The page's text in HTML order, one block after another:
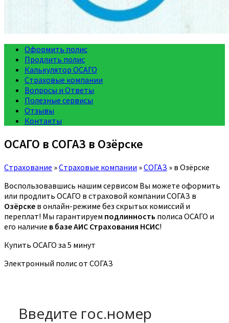
Оформить полис
Продлить полис
Калькулятор ОСАГО
Страховые компании
Вопросы и Ответы
Полезные сервисы
Отзывы
Контакты
ОСАГО в СОГАЗ в Озёрске
Страхование »Страховые компании »СОГАЗ » в Озёрске
Воспользовавшись нашим сервисом Вы можете оформить
или продлить ОСАГО в страховой компании СОГАЗ в
Озёрске в онлайн-режиме без скрытых комиссий и
переплат! Мы гарантируем подлинность полиса ОСАГО и
его наличие в базе АИС Страхования НСИС!
Купить ОСАГО за 5 минут
Электронный полис от СОГАЗ